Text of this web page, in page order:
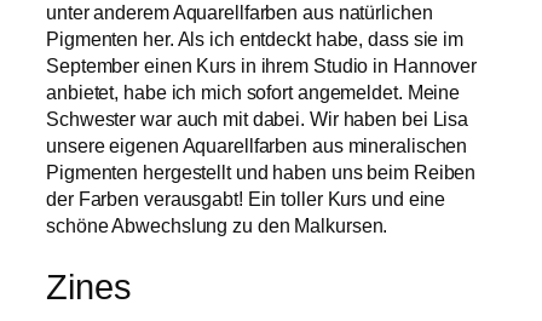
unter anderem Aquarellfarben aus natürlichen
Pigmenten her. Als ich entdeckt habe, dass sie im
September einen Kurs in ihrem Studio in Hannover
anbietet, habe ich mich sofort angemeldet. Meine
Schwester war auch mit dabei. Wir haben bei Lisa
unsere eigenen Aquarellfarben aus mineralischen
Pigmenten hergestellt und haben uns beim Reiben
der Farben verausgabt! Ein toller Kurs und eine
schöne Abwechslung zu den Malkursen.
Zines